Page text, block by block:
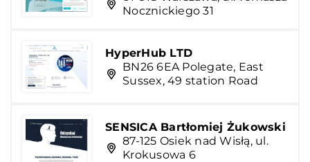
Nocznickiego 31
HyperHub LTD
BN26 6EA Polegate, East
Sussex, 49 station Road
SENSICA Bartłomiej Żukowski
87-125 Osiek nad Wisłą, ul.
Krokusowa 6